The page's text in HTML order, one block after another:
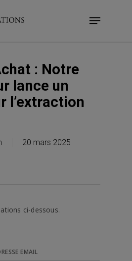
Menu
: Notre
lance un
l’extraction
20 mars 2025
ci-dessous.
EMAIL